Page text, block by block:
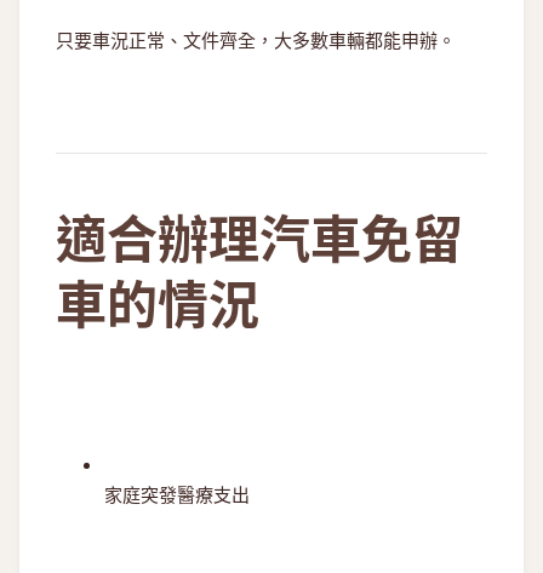
只要車況正常、文件齊全，大多數車輛都能申辦。
適合辦理汽車免留
車的情況
家庭突發醫療支出